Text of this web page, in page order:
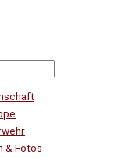
& Fotos